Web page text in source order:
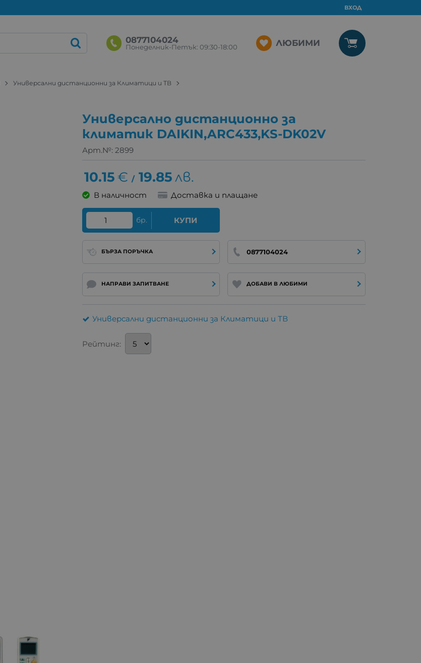
ВХОД
0877104024
Понеделник-Петък: 09:30-18:00 ЛЮБИМИ
Универсални дистанционни за Климатици и ТВ
Универсално дистанционно за
климатик DAIKIN,ARC433,KS-DK02V
Арт.№: 2899
10.15€ / 19.85лв.
В наличност Доставка и плащане
бр. КУПИ
БЪРЗА ПОРЪЧКА 0877104024
НАПРАВИ ЗАПИТВАНЕ ДОБАВИ В ЛЮБИМИ
Универсални дистанционни за Климатици и ТВ
Рейтинг: